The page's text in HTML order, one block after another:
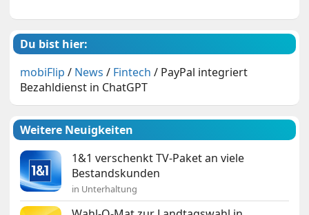
Du bist hier:
mobiFlip / News / Fintech / PayPal integriert
Bezahldienst in ChatGPT
Weitere Neuigkeiten
1&1 verschenkt TV-Paket an viele
Bestandskunden
in Unterhaltung